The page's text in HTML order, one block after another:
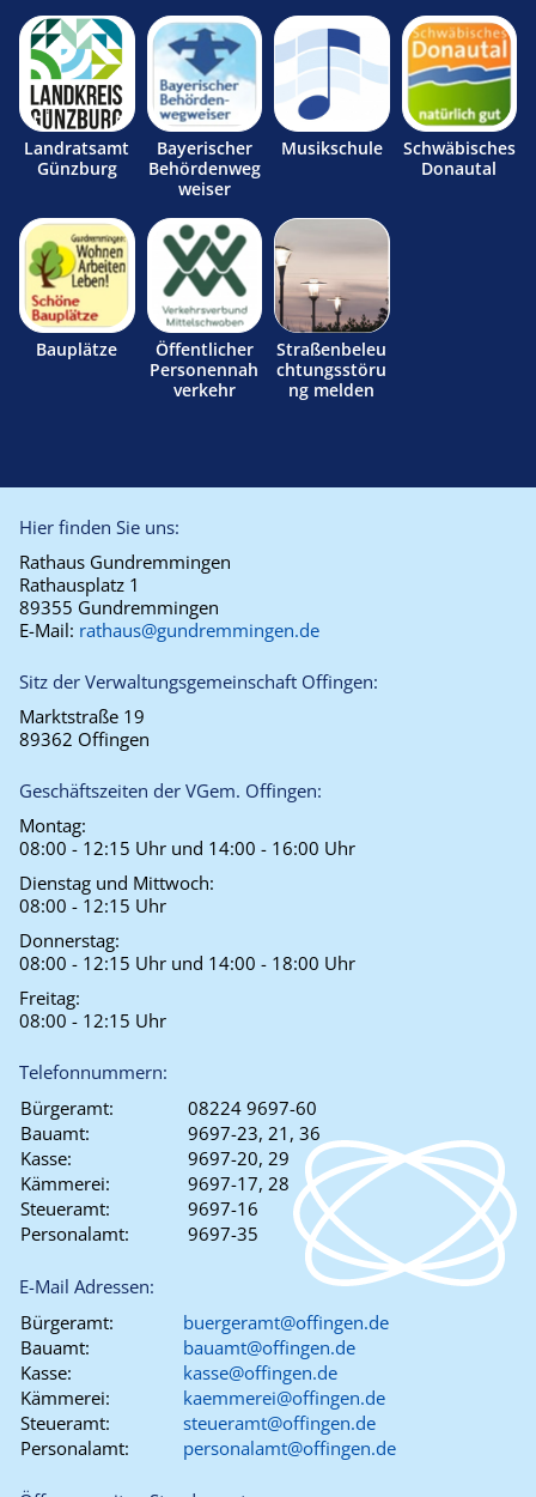
Landratsamt
Günzburg
Bayerischer
Behördenweg
weiser
Musikschule
Schwäbisches
Donautal
Bauplätze
Öffentlicher
Personennah
verkehr
Straßenbeleu
chtungsstöru
ng melden
Hier finden Sie uns:
Rathaus Gundremmingen
Rathausplatz 1
89355 Gundremmingen
E-Mail: rathaus@gundremmingen.de
Sitz der Verwaltungsgemeinschaft Offingen:
Marktstraße 19
89362 Offingen
Geschäftszeiten der VGem. Offingen:
Montag:
08:00 - 12:15 Uhr und 14:00 - 16:00 Uhr
Dienstag und Mittwoch:
08:00 - 12:15 Uhr
Donnerstag:
08:00 - 12:15 Uhr und 14:00 - 18:00 Uhr
Freitag:
08:00 - 12:15 Uhr
Telefonnummern:
Bürgeramt:
08224 9697-60
Bauamt:
9697-23, 21, 36
Kasse:
9697-20, 29
Kämmerei:
9697-17, 28
Steueramt:
9697-16
Personalamt:
9697-35
E-Mail Adressen:
Bürgeramt:
buergeramt@offingen.de
Bauamt:
bauamt@offingen.de
Kasse:
kasse@offingen.de
Kämmerei:
kaemmerei@offingen.de
Steueramt:
steueramt@offingen.de
Personalamt:
personalamt@offingen.de